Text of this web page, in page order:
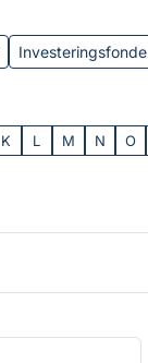
Investeringsfonde
K L M N O